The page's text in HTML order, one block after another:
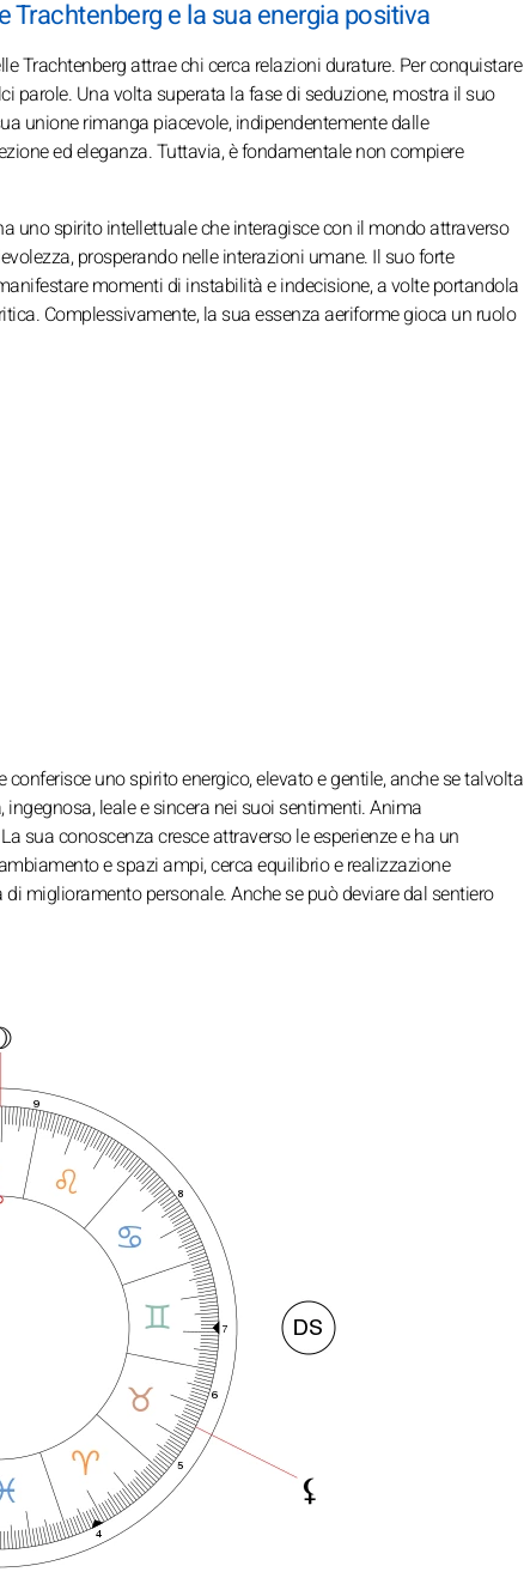
e la sua energia positiva
Trachtenberg attrae chi cerca relazioni durature. Per conquistare
parole. Una volta superata la fase di seduzione, mostra il suo
unione rimanga piacevole, indipendentemente dalle
ed eleganza. Tuttavia, è fondamentale non compiere
uno spirito intellettuale che interagisce con il mondo attraverso
prosperando nelle interazioni umane. Il suo forte
momenti di instabilità e indecisione, a volte portandola
Complessivamente, la sua essenza aeriforme gioca un ruolo
uno spirito energico, elevato e gentile, anche se talvolta
leale e sincera nei suoi sentimenti. Anima
sua conoscenza cresce attraverso le esperienze e ha un
e spazi ampi, cerca equilibrio e realizzazione
miglioramento personale. Anche se può deviare dal sentiero